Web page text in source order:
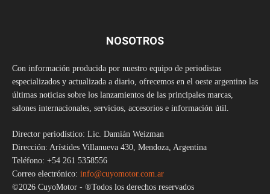
NOSOTROS
Con información producida por nuestro equipo de periodistas
especializados y actualizada a diario, ofrecemos en el oeste argentino las
últimas noticias sobre los lanzamientos de las principales marcas,
salones internacionales, servicios, accesorios e información útil.
Director periodístico: Lic. Damián Weizman
Dirección: Arístides Villanueva 430, Mendoza, Argentina
Teléfono: +54 261 5358556
Correo electrónico: info@cuyomotor.com.ar
©2026 CuyoMotor - ®Todos los derechos reservados